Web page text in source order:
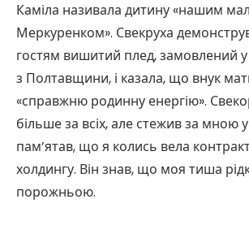
Каміла називала дитину «нашим
Меркуренком». Свекруха
гостям вишитий плед, замовлений
з Полтавщини, і казала, що внук
«справжню родинну енергію».
більше за всіх, але стежив за мною
пам’ятав, що я колись вела
холдингу. Він знав, що моя тиша
порожньою.